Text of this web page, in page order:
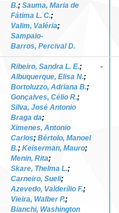
B.; Sauma, Maria de
Fátima L. C.;
Valim, Valéria;
Sampaio-
Barros, Percival D.
Ribeiro, Sandra L. E.;
Albuquerque, Elisa N.;
Bortoluzzo, Adriana B.;
Gonçalves, Célio R.;
Silva, José Antonio
Braga da;
Ximenes, Antonio
Carlos; Bértolo, Manoel
B.; Keiserman, Mauro;
Menin, Rita;
Skare, Thelma L.;
Carneiro, Sueli;
Azevedo, Valderílio F.;
Vieira, Walber P.;
Bianchi, Washington
-